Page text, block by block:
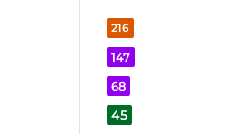
216
147
68
45